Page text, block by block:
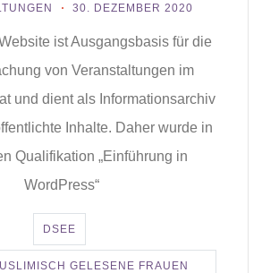
30. DEZEMBER 2020
ist Ausgangsbasis für die
von Veranstaltungen im
und dient als Informationsarchiv
Inhalte. Daher wurde in
Qualifikation „Einführung in
WordPress“
DSEE
GELESENE FRAUEN